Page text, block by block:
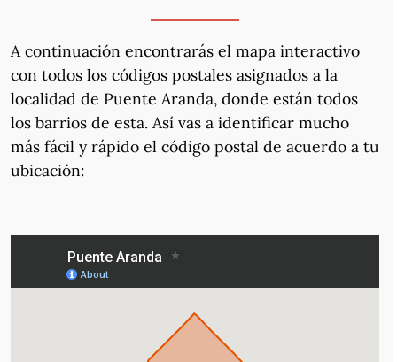
A continuación encontrarás el mapa interactivo
con todos los códigos postales asignados a la
localidad de Puente Aranda, donde están todos
los barrios de esta. Así vas a identificar mucho
más fácil y rápido el código postal de acuerdo a tu
ubicación: